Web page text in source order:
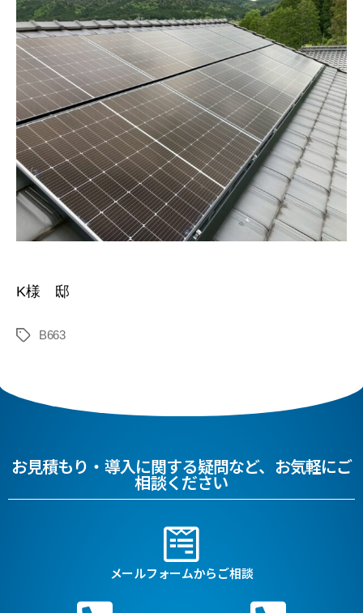
K様 邸
B663
お見積もり・導入に関する疑問など、お気軽にご
相談ください
メールフォームからご相談